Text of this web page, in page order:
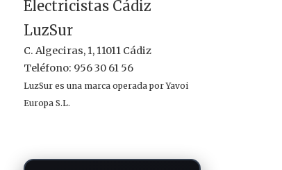
Electricistas Cádiz
LuzSur
C. Algeciras, 1, 11011 Cádiz
Teléfono: 956 30 61 56
LuzSur es una marca operada por Yavoi
Europa S.L.